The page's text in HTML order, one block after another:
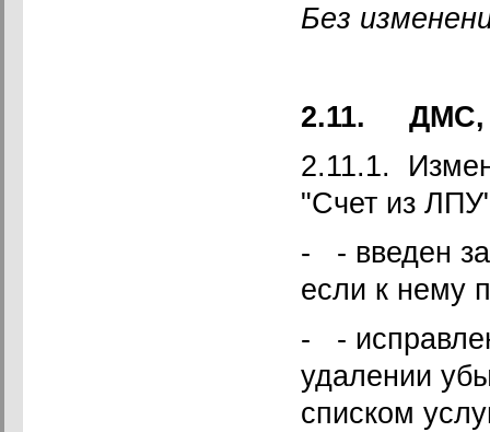
Без
2.11. ДМС,
2.11.1.
"Счет из
- - введен
если к нему
- -
удалении
списком